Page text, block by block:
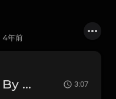
4年前
Bang[Prod By Pik'kaso] .mp3 3:07